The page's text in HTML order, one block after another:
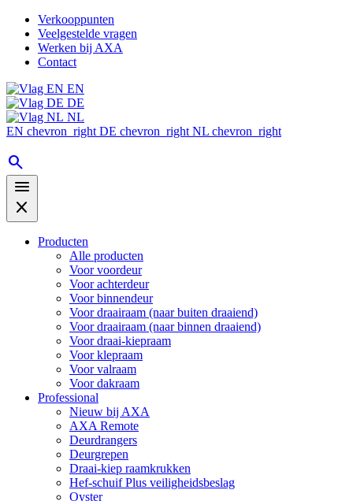
Verkooppunten
Veelgestelde vragen
Werken bij AXA
Contact
EN
DE
NL
EN chevron_right DE chevron_right NL chevron_right
search
menu
close
Producten
Alle producten
Voor voordeur
Voor achterdeur
Voor binnendeur
Voor draairaam (naar buiten draaiend)
Voor draairaam (naar binnen draaiend)
Voor draai-kiepraam
Voor klepraam
Voor valraam
Voor dakraam
Professional
Nieuw bij AXA
AXA Remote
Deurdrangers
Deurgrepen
Draai-kiep raamkrukken
Hef-schuif Plus veiligheidsbeslag
Oyster